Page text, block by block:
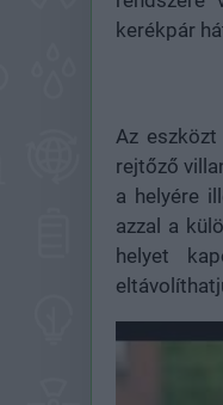
kerékpár
Az
rejtőző
a helyére
azzal a
helyet